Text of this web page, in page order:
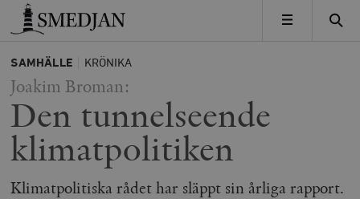
Timbro
MENY
SAMHÄLLE KRÖNIKA
Joakim Broman:
Den tunnelseende
klimatpolitiken
Klimatpolitiska rådet har släppt sin årliga rapport.